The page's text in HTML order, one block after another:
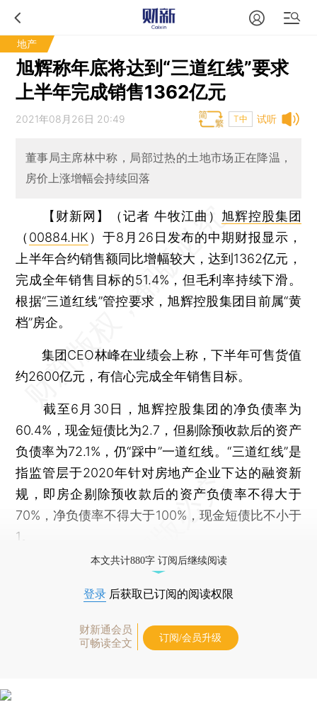
地产
旭辉称年底将达到“三道红线”要求
上半年完成销售1362亿元
试听
2021年08月26日 20:49 T中
董事局主席林中称，局部过热的土地市场正在降温，
房价上涨增幅会持续回落
【财新网】（记者 牛牧江曲） 旭辉控股集团
（ 00884.HK ）于8月26日发布的中期财报显示，
上半年合约销售额同比增幅较大，达到1362亿元，
完成全年销售目标的51.4%，但毛利率持续下滑。
根据“三道红线”管控要求，旭辉控股集团目前属“黄
档”房企。
集团CEO林峰在业绩会上称，下半年可售货值
约2600亿元，有信心完成全年销售目标。
截至6月30日，旭辉控股集团的净负债率为
60.4%，现金短债比为2.7，但剔除预收款后的资产
负债率为72.1%，仍“踩中”一道红线。“三道红线”是
指监管层于2020年针对房地产企业下达的融资新
规，即房企剔除预收款后的资产负债率不得大于
70%，净负债率不得大于100%，现金短债比不小于
1。
本文共计880字 订阅后继续阅读
登录 后获取已订阅的阅读权限
财新通会员
可畅读全文
订阅/会员升级